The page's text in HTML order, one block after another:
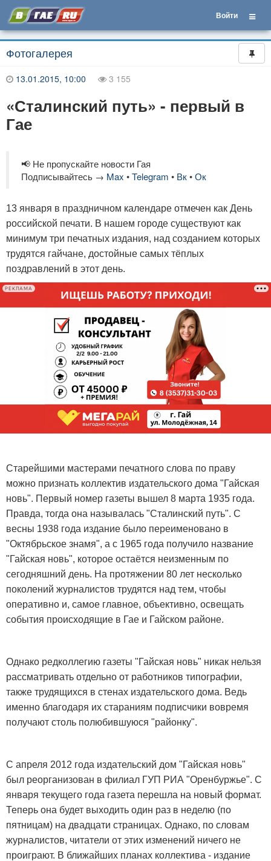
Войти
Фотогалерея
13.01.2015, 10:00 3 155
«Сталинский путь» - первый в
Гае
📢 Не пропускайте новости Гая
Подписывайтесь → Max •Telegram • Вк•Ок
13 января в праздничном календаре отмечен как День
российской печати. В нашем городе существуют как
минимум три печатных издания, над созданием которых
трудятся гайчане, достойные самых тёплых
поздравлений в этот день.
РЕКЛАМА
Старейшими мастерами печатного слова по праву
можно признать коллектив издательского дома "Гайская
новь". Первый номер газеты вышел 8 марта 1935 года.
Правда, тогда она называлась "Сталинский путь". С
весны 1938 года издание было переименовано в
"Октябрьское знамя", а с 1965 года получило название
"Гайская новь", которое остаётся неизменным по
сегодняшний день. На протяжении 80 лет несколько
поколений журналистов трудятся над тем, чтобы
оперативно и, самое главное, объективно, освещать
события происходящие в Гае и Гайском районе.
Однако редколлегию газеты "Гайская новь" никак нельзя
рассматривать отдельно от работников типографии,
также трудящихся в стенах издательского дома. Ведь
именно благодаря их стараниям подписчики вовремя
получают столь полюбившуюся "районку".
С апреля 2012 года издательский дом "Гайская новь"
был реорганизован в филиал ГУП РИА "Оренбуржье". С
января текущего года газета перешла на новый формат.
Теперь она будет выходить один раз в неделю (по
пятницам) на двадцати страницах. Однако, по словам
журналистов, читатели от этих изменений ничего не
проиграют. В ближайших планах коллектива - издание